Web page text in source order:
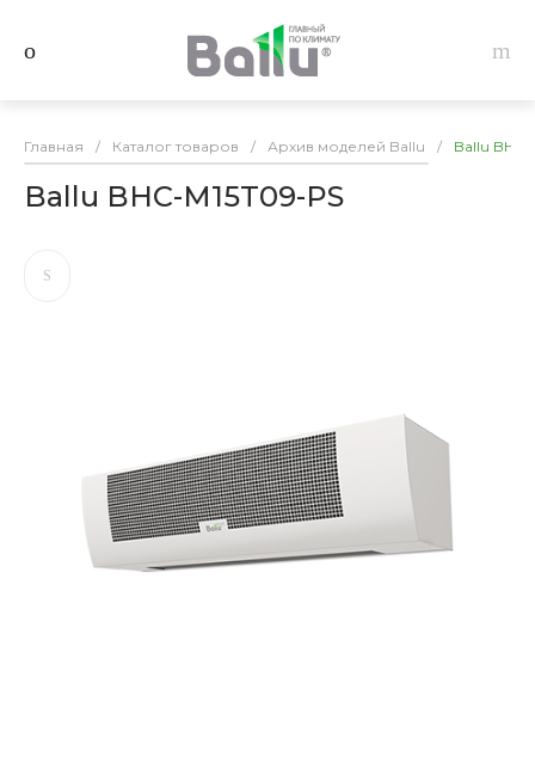
Главная / Каталог товаров / Архив моделей Ballu / Ballu BHC-
Ballu BHC-M15T09-PS